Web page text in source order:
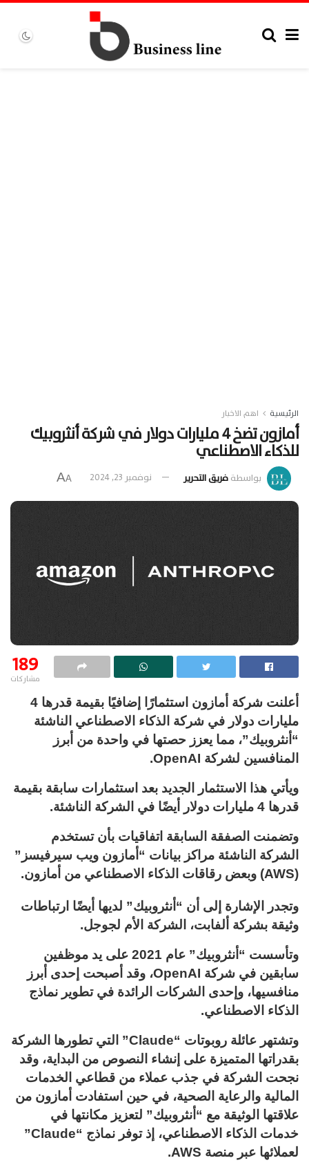
الرئيسية اهم الاخبار
أمازون تضخ 4 مليارات دولار في شركة أنثروبيك
للذكاء الاصطناعي
بواسطةفريق التحرير نوفمبر 23, 2024 A
A
189
مشاركات
أعلنت شركة أمازون استثمارًا إضافيًا بقيمة قدرها 4
مليارات دولار في شركة الذكاء الاصطناعي الناشئة
“أنثروبيك”، مما يعزز حصتها في واحدة من أبرز
المنافسين لشركة OpenAI.
ويأتي هذا الاستثمار الجديد بعد استثمارات سابقة بقيمة
قدرها 4 مليارات دولار أيضًا في الشركة الناشئة.
وتضمنت الصفقة السابقة اتفاقيات بأن تستخدم
الشركة الناشئة مراكز بيانات “أمازون ويب سيرفيسز”
(AWS) وبعض رقاقات الذكاء الاصطناعي من أمازون.
وتجدر الإشارة إلى أن “أنثروبيك” لديها أيضًا ارتباطات
وثيقة بشركة ألفابت، الشركة الأم لجوجل.
وتأسست “أنثروبيك” عام 2021 على يد موظفين
سابقين في شركة OpenAI، وقد أصبحت إحدى أبرز
منافسيها، وإحدى الشركات الرائدة في تطوير نماذج
الذكاء الاصطناعي.
وتشتهر عائلة روبوتات “Claude” التي تطورها الشركة
بقدراتها المتميزة على إنشاء النصوص من البداية، وقد
نجحت الشركة في جذب عملاء من قطاعي الخدمات
المالية والرعاية الصحية، في حين استفادت أمازون من
علاقتها الوثيقة مع “أنثروبيك” لتعزيز مكانتها في
خدمات الذكاء الاصطناعي، إذ توفر نماذج “Claude”
لعملائها عبر منصة AWS.